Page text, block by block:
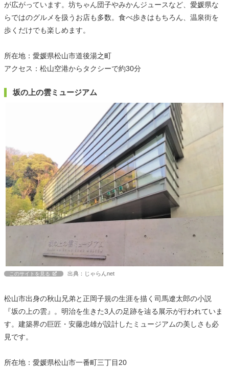
が広がっています。坊ちゃん団子やみかんジュースなど、愛媛県な
らではのグルメを扱うお店も多数。食べ歩きはもちろん、温泉街を
歩くだけでも楽しめます。
所在地：愛媛県松山市道後湯之町
アクセス：松山空港からタクシーで約30分
坂の上の雲ミュージアム
このサイトを見る 出典：じゃらんnet
松山市出身の秋山兄弟と正岡子規の生涯を描く司馬遼太郎の小説
『坂の上の雲』。明治を生きた3人の足跡を辿る展示が行われていま
す。建築界の巨匠・安藤忠雄が設計したミュージアムの美しさも必
見です。
所在地：愛媛県松山市一番町三丁目20